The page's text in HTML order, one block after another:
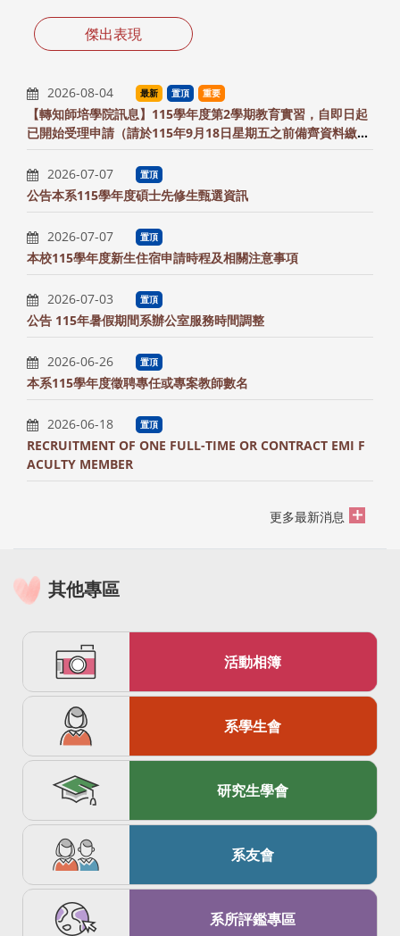
2026-08-04 最新 置頂 重要
【轉知師培學院訊息】115學年度第2學期教育實習，自即日起
已開始受理申請（請於115年9月18日星期五之前備齊資料繳交
至系辦）
2026-07-07
置頂
公告本系115學年度碩士先修生甄選資訊
2026-07-07 置頂
本校115學年度新生住宿申請時程及相關注意事項
2026-07-03 置頂
公告 115年暑假期間系辦公室服務時間調整
2026-06-26 置頂
本系115學年度徵聘專任或專案教師數名
2026-06-18 置頂
RECRUITMENT OF ONE FULL-TIME OR CONTRACT EMI F
ACULTY MEMBER
更多最新消息
傑出表現
其他專區
活動相簿
系學生會
研究生學會
系友會
系所評鑑專區